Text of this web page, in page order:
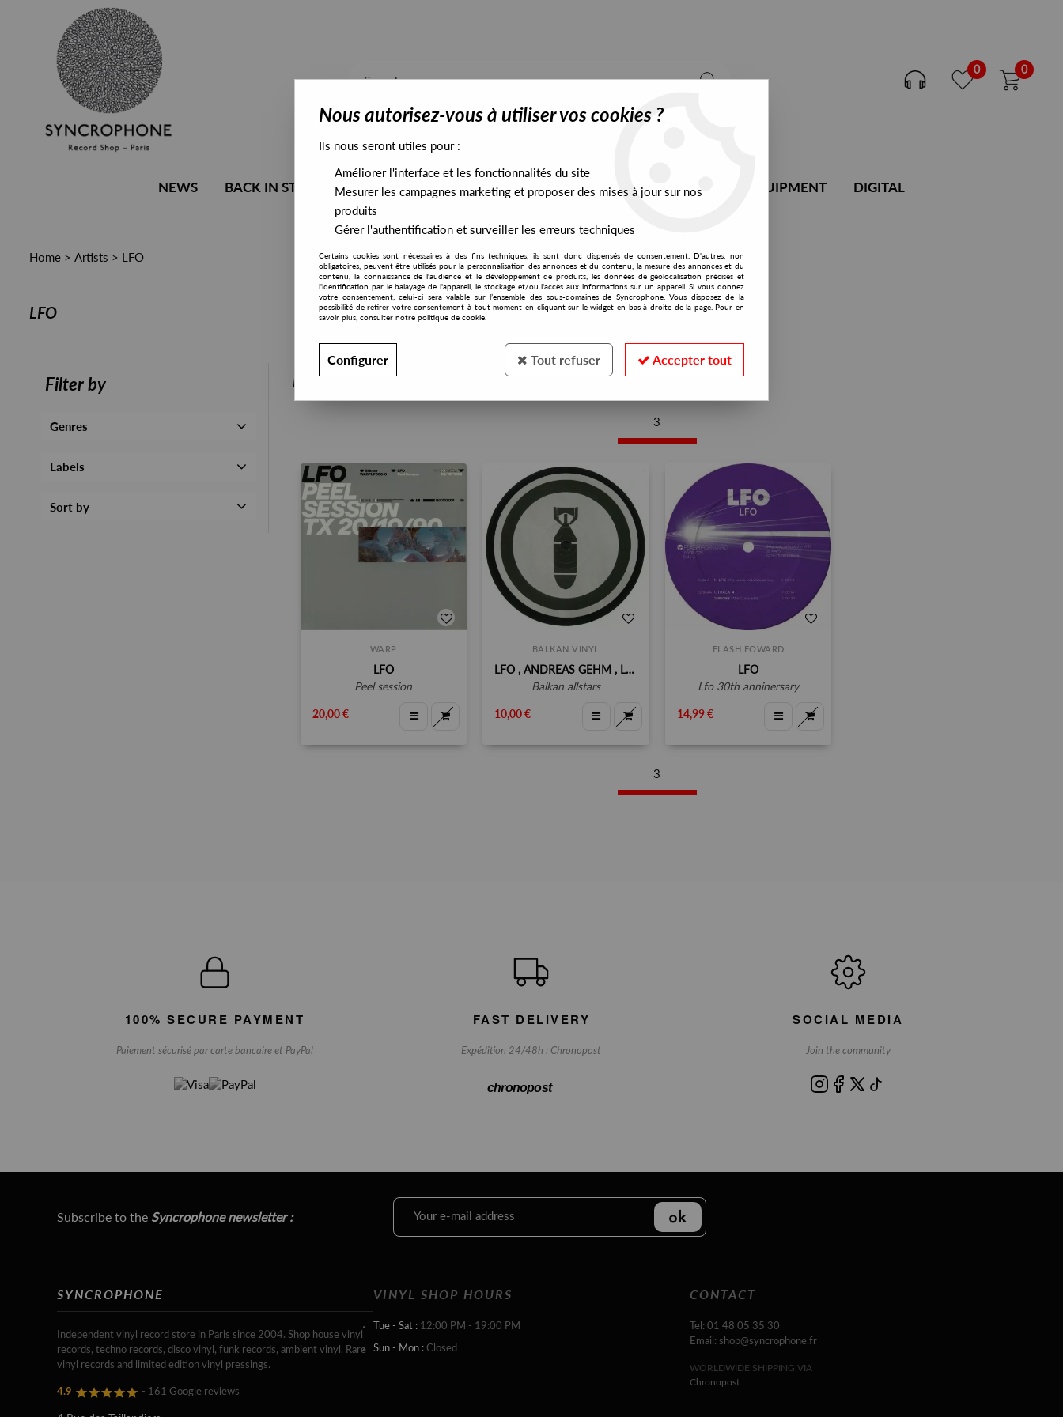
0 0
NEWS BACK IN STOCK ALL STOCK EXCLUSIVES PRESALES EXCLUSIVES DJ EQUIPMENT DIGITAL
Home > Artists > LFO
LFO
Filter by
Genres
Labels
Sort by
PRESALES EXCLUSIVES
3
WARP
LFO
peel session
20,00 €
BALKAN VINYL
LFO , ANDREAS GEHM , LUKE VIBERT , B12
balkan allstars
10,00 €
FLASH FOWARD
LFO
lfo 30th anninersary
14,99 €
3
100% SECURE PAYMENT
Paiement sécurisé par carte bancaire et PayPal
FAST DELIVERY
Expédition 24/48h : Chronopost
chronopost
SOCIAL MEDIA
Join the community
Subscribe to the Syncrophone newsletter :
SYNCROPHONE
Independent vinyl record store in Paris since 2004. Shop house vinyl
records, techno records, disco vinyl, funk records, ambient vinyl. Rare
vinyl records and limited edition vinyl pressings.
4.9 - 161 Google reviews
VINYL SHOP HOURS
Tue - Sat : 12:00 PM - 19:00 PM
Sun - Mon : Closed
CONTACT
Tel: 01 48 05 35 30
Email: shop@syncrophone.fr
WORLDWIDE SHIPPING VIA
Chronopost
Nous autorisez-vous à utiliser vos cookies ?
Ils nous seront utiles pour :
Améliorer l'interface et les fonctionnalités du site
Mesurer les campagnes marketing et proposer des mises à jour sur nos
produits
Gérer l'authentification et surveiller les erreurs techniques
Certains cookies sont nécessaires à des fins techniques, ils sont donc dispensés de consentement. D'autres, non
obligatoires, peuvent être utilisés pour la personnalisation des annonces et du contenu, la mesure des annonces et du
contenu, la connaissance de l'audience et le développement de produits, les données de géolocalisation précises et
l'identification par le balayage de l'appareil, le stockage et/ou l'accès aux informations sur un appareil. Si vous donnez
votre consentement, celui-ci sera valable sur l’ensemble des sous-domaines de Syncrophone. Vous disposez de la
possibilité de retirer votre consentement à tout moment en cliquant sur le widget en bas à droite de la page. Pour en
savoir plus, consulter notre politique de cookie.
Configurer Tout refuser Accepter tout